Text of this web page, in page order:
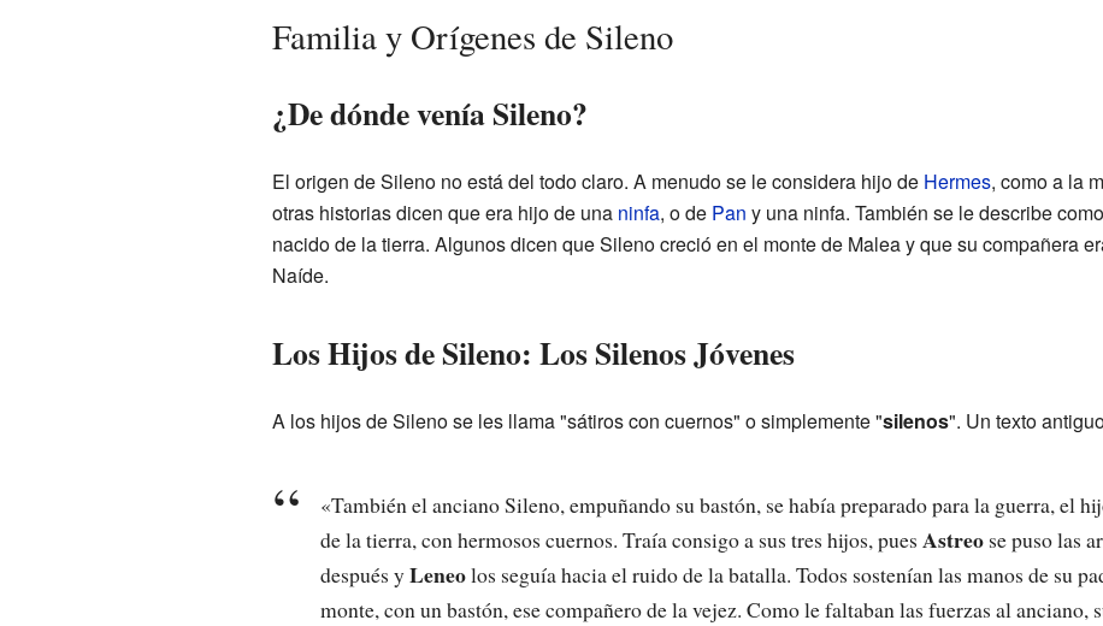
Familia y Orígenes de Sileno
¿De dónde venía Sileno?
El origen de Sileno no está del todo claro. A menudo se le considera hijo de Hermes, como a la
otras historias dicen que era hijo de una ninfa, o de Pan y una ninfa. También se le describe
nacido de la tierra. Algunos dicen que Sileno creció en el monte de Malea y que su compañera
Naíde.
Los Hijos de Sileno: Los Silenos Jóvenes
A los hijos de Sileno se les llama "sátiros con cuernos" o simplemente "silenos". Un texto
«También el anciano Sileno, empuñando su bastón, se había preparado para la guerra, el
de la tierra, con hermosos cuernos. Traía consigo a sus tres hijos, pues Astreose puso las
después yLeneolos seguía hacia el ruido de la batalla. Todos sostenían las manos de su
monte, con un bastón, ese compañero de la vejez. Como le faltaban las fuerzas al anciano,